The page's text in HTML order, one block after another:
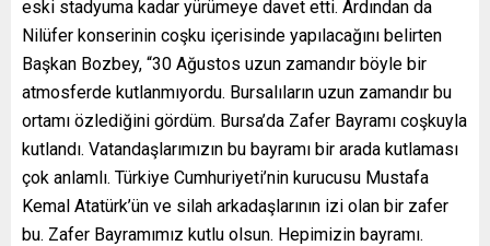
eski stadyuma kadar yürümeye davet etti. Ardından da
Nilüfer konserinin coşku içerisinde yapılacağını belirten
Başkan Bozbey, “30 Ağustos uzun zamandır böyle bir
atmosferde kutlanmıyordu. Bursalıların uzun zamandır bu
ortamı özlediğini gördüm. Bursa’da Zafer Bayramı coşkuyla
kutlandı. Vatandaşlarımızın bu bayramı bir arada kutlaması
çok anlamlı. Türkiye Cumhuriyeti’nin kurucusu Mustafa
Kemal Atatürk’ün ve silah arkadaşlarının izi olan bir zafer
bu. Zafer Bayramımız kutlu olsun. Hepimizin bayramı.